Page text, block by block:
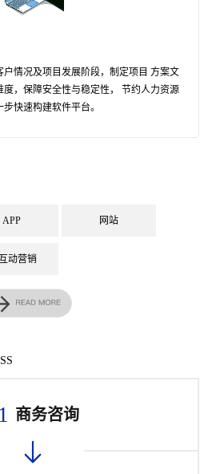
情况及项目发展阶段，制定项目 方案文
，保障安全性与稳定性， 节约人力资源
快速构建软件平台。
APP 网站
动营销
商务咨询